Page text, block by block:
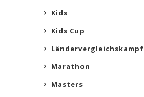
Kids
Kids Cup
Ländervergleichskampf
Marathon
Masters